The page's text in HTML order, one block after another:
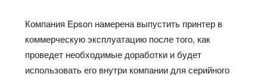
Компания Epson намерена выпустить принтер в
коммерческую эксплуатацию после того, как
проведет необходимые доработки и будет
использовать его внутри компании для серийного